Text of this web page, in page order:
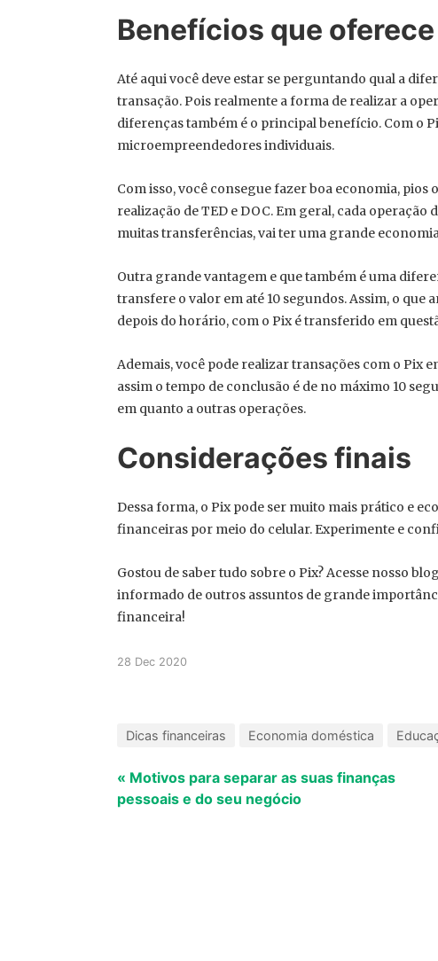
Benefícios que oferece
Até aqui você deve estar se perguntando qual a
transação. Pois realmente a forma de realizar a
diferenças também é o principal benefício. Com o
microempreendedores individuais.
Com isso, você consegue fazer boa economia, pios
realização de TED e DOC. Em geral, cada operação
muitas transferências, vai ter uma grande
Outra grande vantagem e que também é uma
transfere o valor em até 10 segundos. Assim, o que
depois do horário, com o Pix é transferido em
Ademais, você pode realizar transações com o Pix
assim o tempo de conclusão é de no máximo 10
em quanto a outras operações.
Considerações finais
Dessa forma, o Pix pode ser muito mais prático e
financeiras por meio do celular. Experimente e
Gostou de saber tudo sobre o Pix? Acesse nosso
informado de outros assuntos de grande
financeira!
28 Dec 2020
Dicas financeiras Economia doméstica
« Motivos para separar as suas finanças
pessoais e do seu negócio